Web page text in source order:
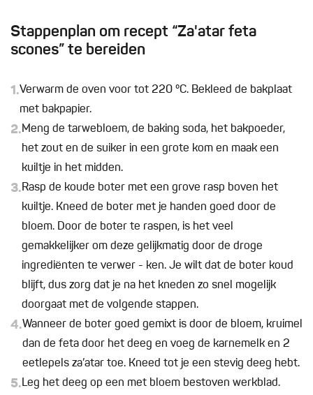
Stappenplan om recept “Za'atar feta
scones” te bereiden
1.Verwarm de oven voor tot 220 °C. Bekleed de bakplaat
met bakpapier.
2.Meng de tarwebloem, de baking soda, het bakpoeder,
het zout en de suiker in een grote kom en maak een
kuiltje in het midden.
3.Rasp de koude boter met een grove rasp boven het
kuiltje. Kneed de boter met je handen goed door de
bloem. Door de boter te raspen, is het veel
gemakkelijker om deze gelijkmatig door de droge
ingrediënten te verwer - ken. Je wilt dat de boter koud
blijft, dus zorg dat je na het kneden zo snel mogelijk
doorgaat met de volgende stappen.
4.Wanneer de boter goed gemixt is door de bloem, kruimel
dan de feta door het deeg en voeg de karnemelk en 2
eetlepels za’atar toe. Kneed tot je een stevig deeg hebt.
5.Leg het deeg op een met bloem bestoven werkblad.